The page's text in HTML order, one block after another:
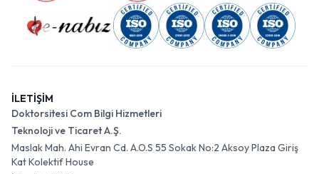
İLETİŞİM
Doktorsitesi Com Bilgi Hizmetleri
Teknoloji ve Ticaret A.Ş.
Maslak Mah. Ahi Evran Cd. A.O.S 55 Sokak No:2 Aksoy Plaza Giriş
Kat Kolektif House